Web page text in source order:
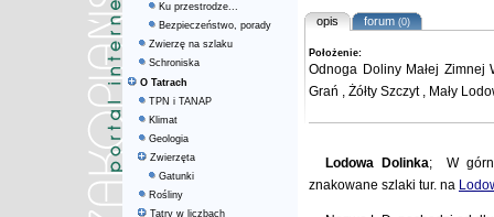
Ku przestrodze...
Bezpieczeństwo, porady
Zwierzę na szlaku
Schroniska
O Tatrach
TPN i TANAP
Klimat
Geologia
Zwierzęta
Gatunki
Rośliny
Tatry w liczbach
opis forum(0)
Położenie:
Odnoga Doliny Małej Zimnej
Grań , Żółty Szczyt , Mały
Lodowa Dolinka; W
znakowane szlaki tur. na